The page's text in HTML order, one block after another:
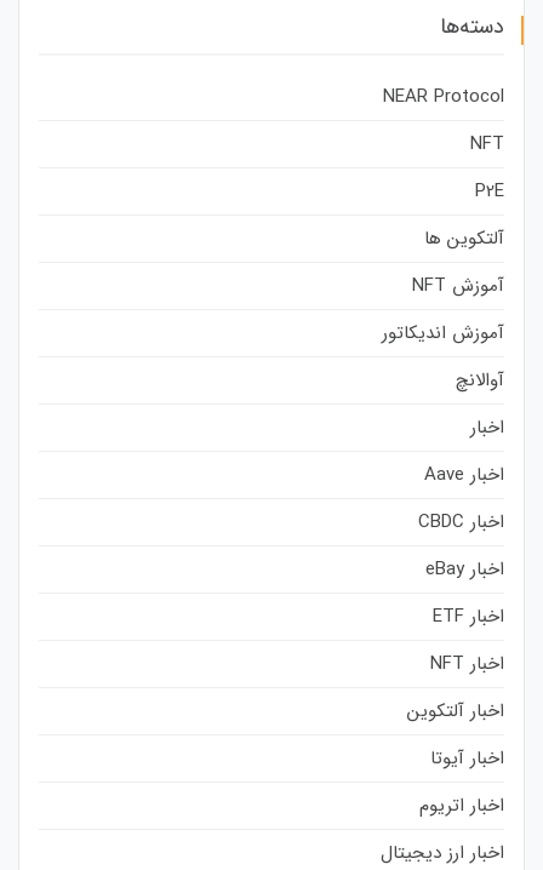
دسته‌ها
NEAR Protocol
NFT
P2E
آلتکوین ها
آموزش NFT
آموزش اندیکاتور
آوالانچ
اخبار
اخبار Aave
اخبار CBDC
اخبار eBay
اخبار ETF
اخبار NFT
اخبار آلتکوین
اخبار آیوتا
اخبار اتریوم
اخبار ارز دیجیتال